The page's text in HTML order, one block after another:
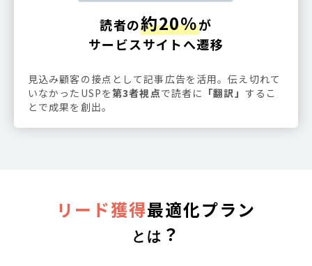
読者の約20％が
サービスサイトへ遷移
見込み顧客の接点として記事広告を活用。伝え切れて
いなかったUSPを第3者視点で読者に 「翻訳」 するこ
とで成果を創出。
リード獲得最適化プラン
とは ？